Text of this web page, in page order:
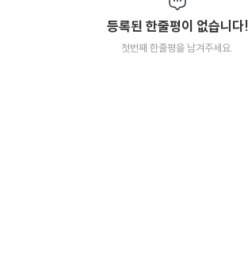
등록된 한줄평이 없습니다!
첫번째 한줄평을 남겨주세요.